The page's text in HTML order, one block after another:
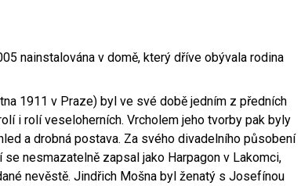
nainstalována v domě, který dříve obývala rodina
1911 v Praze) byl ve své době jedním z předních
i rolí veseloherních. Vrcholem jeho tvorby pak byly
a drobná postava. Za svého divadelního působení
nesmazatelně zapsal jako Harpagon v Lakomci,
nevěstě. Jindřich Mošna byl ženatý s Josefínou